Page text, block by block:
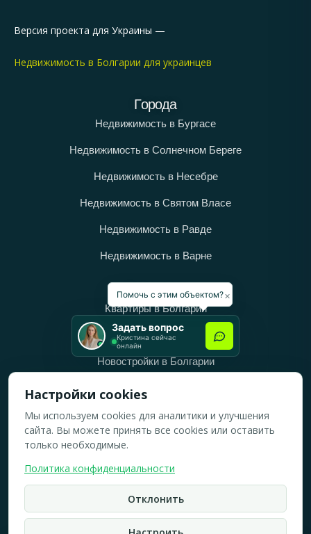
Версия проекта для Украины —
Недвижимость в Болгарии для украинцев
Города
Недвижимость в Бургасе
Недвижимость в Солнечном Береге
Недвижимость в Несебре
Недвижимость в Святом Власе
Недвижимость в Равде
Недвижимость в Варне
Категории
Квартиры в Болгарии
Дома в Болгарии
Новостройки в Болгарии
Вторичное жильё в Болгарии
Рабочее время
ПН-ПТ: 10:00 — 18:00
ВС: Выходной
2019-2026 © Все права защищены.
Политика конфидициальности
×
Помочь с этим объектом?
Задать вопрос
Кристина сейчас
онлайн
Настройки cookies
Мы используем cookies для аналитики и улучшения
сайта. Вы можете принять все cookies или оставить
только необходимые.
Политика конфиденциальности
Отклонить